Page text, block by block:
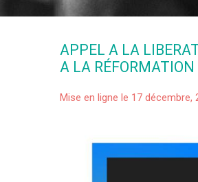
APPEL A LA
A LA
Mise en ligne le 17 décembre,